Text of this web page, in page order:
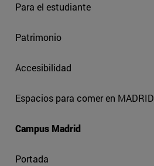
Para el estudiante
Patrimonio
Accesibilidad
Espacios para comer en MADRID
Campus Madrid
Portada